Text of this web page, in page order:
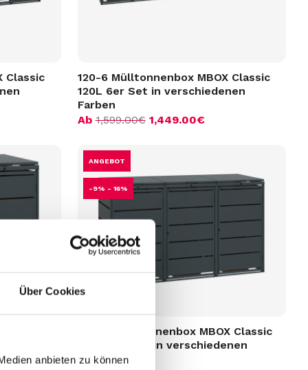
Über Cookies
anbieten zu können
Classic
120-6 Mülltonnenbox MBOX Classic
120L 6er Set in verschiedenen
Farben
Ab1,599.00€ 1,449.00€
-9% - 16%
ANGEBOT
240-3 Mülltonnenbox MBOX Classic
240L 3er Set in verschiedenen
Farben